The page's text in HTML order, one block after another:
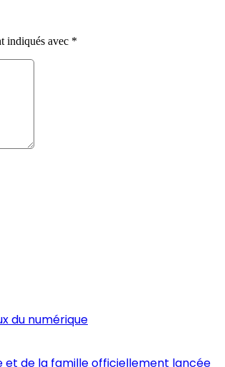
indiqués avec *
du numérique
et de la famille officiellement lancée